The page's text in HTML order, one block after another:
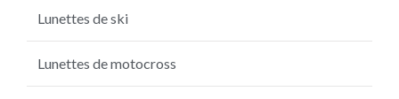
Lunettes de soleil de cyclisme
Lunettes de soleil de pêche
Lunettes de ski
Lunettes de motocross